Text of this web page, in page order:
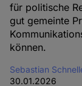
für politische
gut gemeinte
können.
Sebastian
30.01.2026